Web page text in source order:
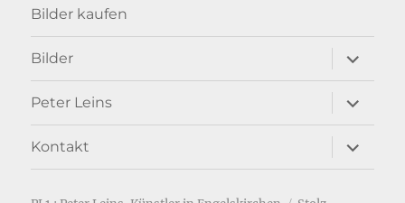
Bilder kaufen
Bilder
anzeigen
Peter Leins
anzeigen
Kontakt
anzeigen